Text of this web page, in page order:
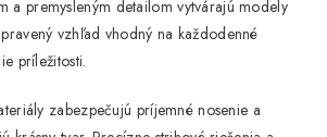
a premysleným detailom vytvárajú modely
vzhľad vhodný na každodenné
príležitosti.
zabezpečujú príjemné nosenie a